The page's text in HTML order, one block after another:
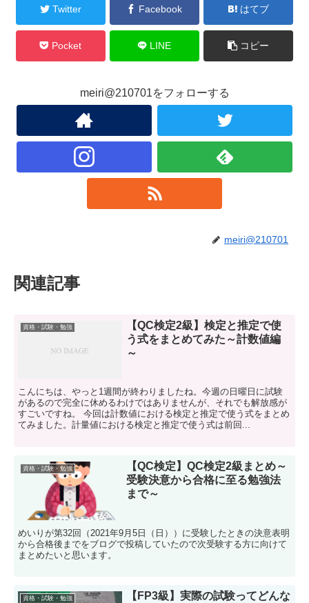
Twitter Facebook はてブ
Pocket LINE コピー
meiri@210701をフォローする
meiri@210701
関連記事
資格・試験・勉強
【QC検定2級】検定と推定で使
う式をまとめてみた～計数値編
～
こんにちは、やっと1週間が終わりましたね。今週の日曜日に試験
があるので完全に休めるわけではありませんが、それでも解放感が
すごいですね。 今回は計数値における検定と推定で使う式をまとめ
てみました。計量値における検定と推定で使う式は前回...
資格・試験・勉強
【QC検定】QC検定2級まとめ～
受験決意から合格に至る勉強法
まで～
めいりが第32回（2021年9月5日（日））に受験したときの決意表明
から合格後までをブログで投稿していたので次受験する方に向けて
まとめたいと思います。
資格・試験・勉強
【FP3級】実際の試験ってどんな